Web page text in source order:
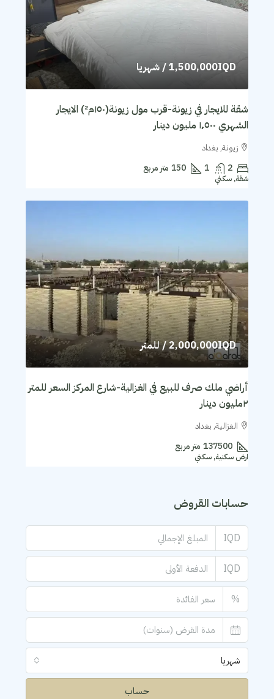
1,500,000IQD/ شهريا
شقة للايجار في زيونة-قرب مول زيونة(١٥٠م²) الايجار
الشهري ١٬٥٠٠ مليون دينار
زيونة, بغداد
2
1
150 متر مربع
شقة, سكني
2,000,000IQD/ للمتر
أراضي ملك صرف للبيع في الغزالية-شارع المركز السعر للمتر
٢مليون دينار
الغزالية, بغداد
137500 متر مربع
ارض سكنية, سكني
حسابات القروض
IQD
IQD
%
شهريا
حساب